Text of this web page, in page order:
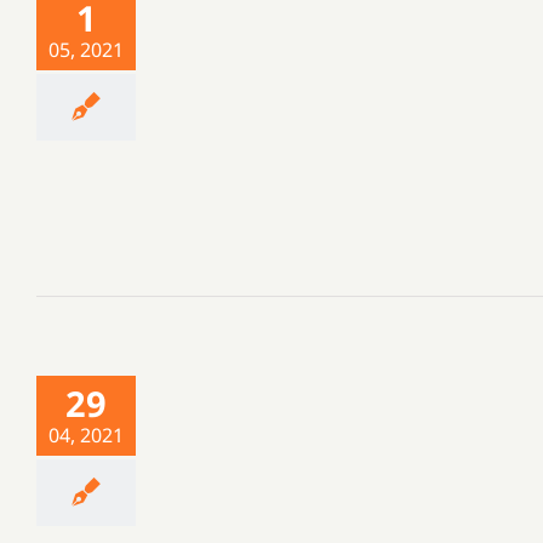
1
05, 2021
29
04, 2021